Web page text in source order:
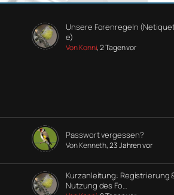
Unsere Forenregeln
e)
Von Konni, 2 Tagen vor
Passwort vergessen?
Von Kenneth, 23 Jahren vor
Kurzanleitung: Registrierung
Nutzung des Fo…